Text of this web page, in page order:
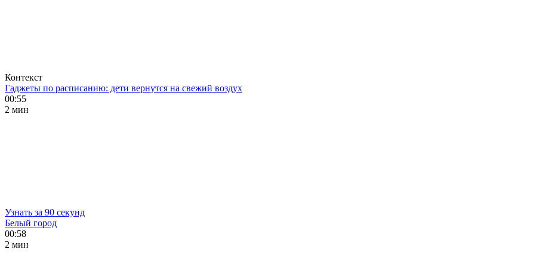
Контекст
Гаджеты по расписанию: дети вернутся на свежий воздух
00:55
2 мин
Узнать за 90 секунд
Белый город
00:58
2 мин